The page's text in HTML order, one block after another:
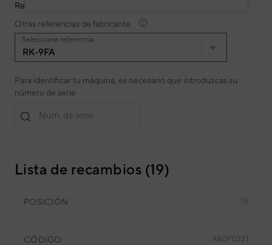
Ref. fabricante: RK-9FA
Otras referencias de fabricante
RK-9FA
Seleccione referencia
Para identificar tu máquina, es necesario que introduzcas su
número de serie
Núm. de serie
Lista de recambios (19)
POSICIÓN 15
CÓDIGO 9AGF0321